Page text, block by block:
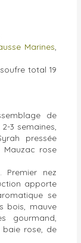
Marines,
soufre total 19
de
3 semaines,
pressée
rose
Premier nez
apporte
se
bois, mauve
gourmand,
baie rose, de